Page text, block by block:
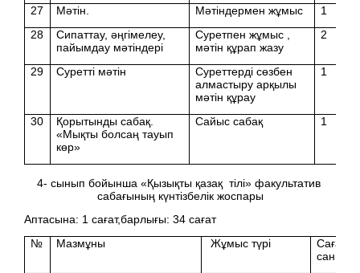
27 Мәтін. Мәтіндермен жұмыс
1
28
Сипаттау, әңгімелеу,
пайымдау мәтіндері
Суретпен жұмыс ,
мәтін құрап жазу
2
29 Суретті мәтін
Суреттерді сөзбен
алмастыру арқылы
мәтін құрау
1
30
Қорытынды сабақ.
«Мықты болсаң тауып
көр»
Сайыс сабақ 1
4- сынып бойынша «Қызықты қазақ тілі» факультатив
сабағының күнтізбелік жоспары
Аптасына: 1 сағат,барлығы: 34 сағат
№
Мазмұны Жұмыс түрі
Сағат
саны